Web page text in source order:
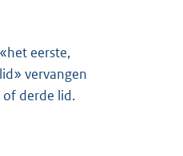
eerste,
vervangen
derde lid.